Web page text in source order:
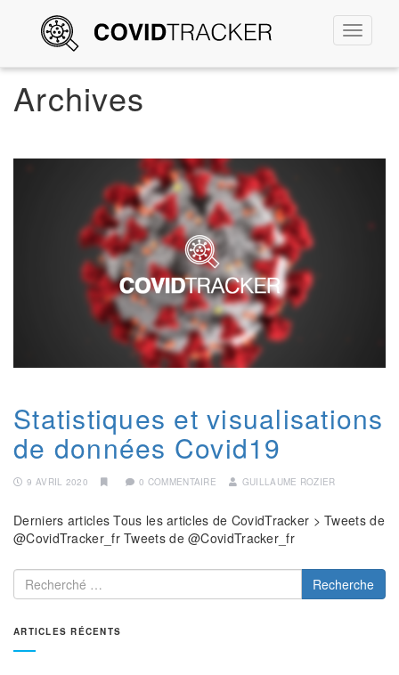
la
Archives
Statistiques et visualisations
de données Covid19
9 AVRIL 2020 0 COMMENTAIRE GUILLAUME ROZIER
Derniers articles Tous les articles de CovidTracker > Tweets de
@CovidTracker_fr Tweets de @CovidTracker_fr
Recherche
ARTICLES RÉCENTS